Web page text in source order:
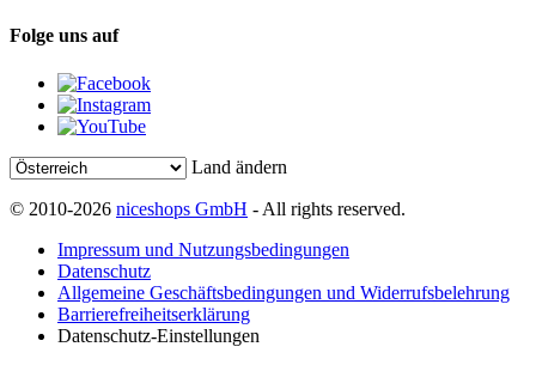
Folge uns auf
Land ändern
© 2010-2026 niceshops GmbH - All rights reserved.
Impressum und Nutzungsbedingungen
Datenschutz
Allgemeine Geschäftsbedingungen und Widerrufsbelehrung
Barrierefreiheitserklärung
Datenschutz-Einstellungen